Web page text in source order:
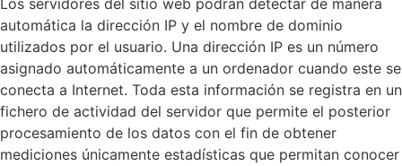
Los servidores del sitio web podrán detectar de manera
automática la dirección IP y el nombre de dominio
utilizados por el usuario. Una dirección IP es un número
asignado automáticamente a un ordenador cuando este se
conecta a Internet. Toda esta información se registra en un
fichero de actividad del servidor que permite el posterior
procesamiento de los datos con el fin de obtener
mediciones únicamente estadísticas que permitan conocer